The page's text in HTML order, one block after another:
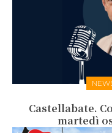
Castellabate.
martedì